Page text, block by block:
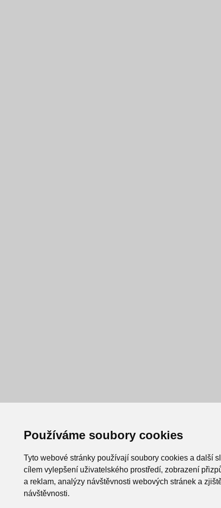
Používáme soubory cookies
Tyto webové stránky používají soubory cookies a další
cílem vylepšení uživatelského prostředí, zobrazení
a reklam, analýzy návštěvnosti webových stránek a
návštěvnosti.